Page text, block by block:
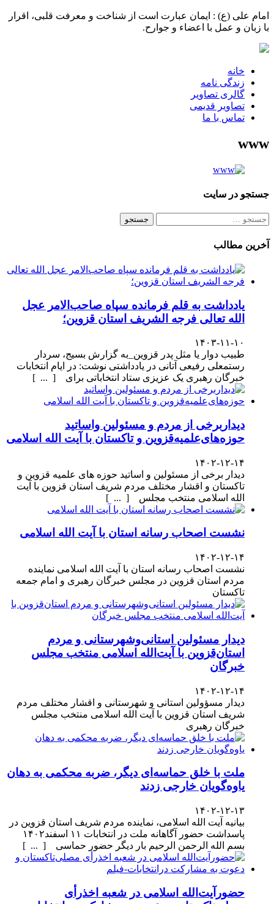
امام علی (ع) : ایمان عبارت است از شناخت و معرفت قلبی، اقرار
با زبان و عمل با اعضاء و جوارح.
خانه
زندگی نامه
گالری تصاویر
تصاویر قدیمی
تماس با ما
www
جستجو در سایت
جستجو
آخرین مطالب
یادداشت به قلم فرمانده سپاه صاحب‌الامر عجل
الله تعالی فرجه الشریف استان قزوین؛
۱۴۰۳-۱۱-۱۰
طبیب دوار یا مثل پدر قزوین_به گزارش بسیج، سردار
رستمعلی رفیعی آتانی در یادداشتی نوشت: در ایام انتخابات
خبرگان رهبری یک عزیزی ستاد انتخاباتی برای [ ... ]
دیداربرخی از مردم و مسئولین واساتید
حوزه‌های‌علمیه‌قزوین و تاکستان با آیت الله اسلامی
۱۴۰۲-۱۲-۱۴
دیدار برخی از مسئولین و اساتید حوزه های علمیه قزوین و
تاکستان و اقشار مختلف مردم شریف استان قزوین با آیت
الله اسلامی منتخب مجلس [ ... ]
نشست اصحاب رسانه استان با آیت الله اسلامی
۱۴۰۲-۱۲-۱۴
نشست اصحاب رسانه استان با آیت الله اسلامی نماینده
مردم استان قزوین در مجلس خبرگان رهبری و امام جمعه
تاکستان
دیدار مسئولین استانی‌وشهرستانی و مردم‌
استان‌قزوین با آیت‌الله‌ اسلامی منتخب مجلس‌
خبرگان
۱۴۰۲-۱۲-۱۴
دیدار مسؤولین استانی و شهرستانی و اقشار مختلف مردم
شریف استان قزوین با آیت الله اسلامی منتخب مجلس
خبرگان رهبری
ملت با خلق حماسه‌ای دیگر، ضربه محکمی به دهان
یاوه‌گویان خارجی زدند
۱۴۰۲-۱۲-۱۳
بیانیه آیت الله اسلامی، نماینده مردم شریف استان قزوین در
پاسداشت حضور آگاهانه ملت در انتخابات ۱۱ اسفند۱۴۰۲
بسم الله الرحمن الرحیم بار دیگر حضور حماسی [ ... ]
حضورآیت‌الله اسلامی در شعبه اخذرأی